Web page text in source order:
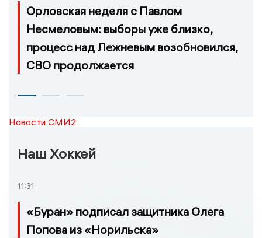
Орловская неделя с Павлом
Несмеловым: выборы уже близко,
процесс над Лежневым возобновился,
СВО продолжается
Новости СМИ2
Наш Хоккей
11:31
«Буран» подписал защитника Олега
Попова из «Норильска»